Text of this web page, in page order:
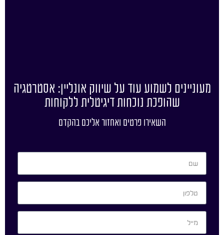
מעוניינים לשמוע עוד על שיווק אונליין: אסטרטגיה
שהופכת נוכחות דיגיטלית ללקוחות
השאירו פרטים ואחזור אליכם בהקדם